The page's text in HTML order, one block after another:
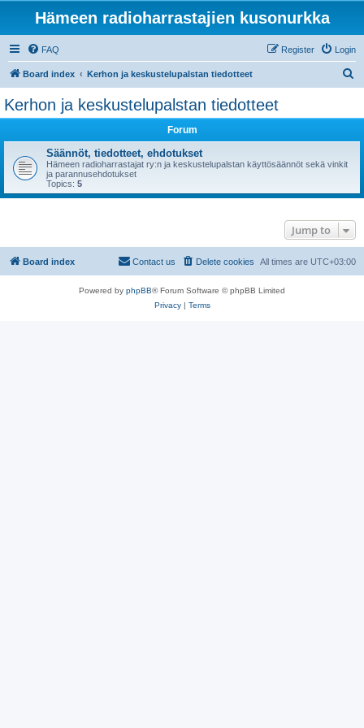
Hämeen radioharrastajien kusonurkka
FAQ Login
Register
Board index Kerhon ja keskustelupalstan tiedotteet
Kerhon ja keskustelupalstan tiedotteet
Forum
Säännöt, tiedotteet, ehdotukset
Hämeen radioharrastajat ry:n ja keskustelupalstan käyttösäännöt sekä vinkit
ja parannusehdotukset
Topics: 5
Jump to
Board index All times are UTC+03:00
Delete cookies
Contact us
Powered by phpBB® Forum Software © phpBB Limited
Privacy| Terms